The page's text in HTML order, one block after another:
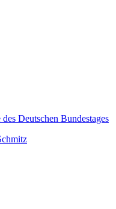
Deutschen Bundestages